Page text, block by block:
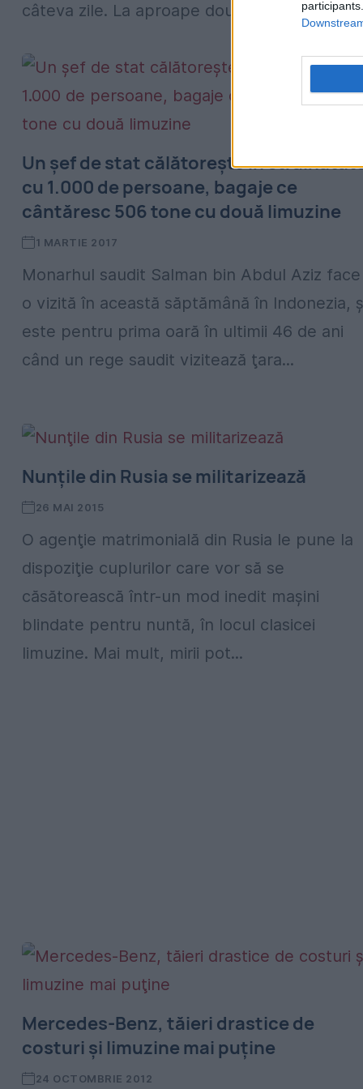
câteva zile. La aproape două decenii...
Un șef de stat călătoreşte în
cu 1.000 de persoane, bagaje ce
cântăresc 506 tone cu două limuzine
1 MARTIE 2017
Monarhul saudit Salman bin Abdul Aziz face
o vizită în această săptămână în Indonezia,
este pentru prima oară în ultimii 46 de ani
când un rege saudit vizitează ţara...
Nunţile din Rusia se militarizează
26 MAI 2015
O agenţie matrimonială din Rusia le pune la
dispoziţie cuplurilor care vor să se
căsătorească într-un mod inedit maşini
blindate pentru nuntă, în locul clasicei
limuzine. Mai mult, mirii pot...
Mercedes-Benz, tăieri drastice de
costuri şi limuzine mai puţine
24 OCTOMBRIE 2012